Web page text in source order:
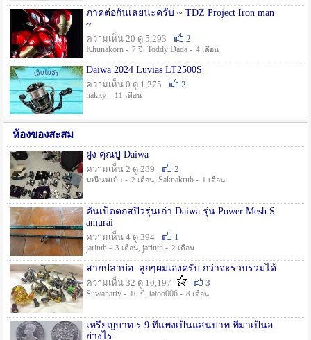
ภาคต่อกันเลยนะครับ ~ TDZ Project Iron man
~
ความเห็น 20 ดู 5,293
2
Khunakorn - 7 ปี , Toddy Dada - 4 เดือน
Daiwa 2024 Luvias LT2500S
ความเห็น 0 ดู 1,275
2
hakky - 11 เดือน
ห้องของสะสม
ฝูง คุณปู่ Daiwa
ความเห็น 2 ดู 289
2
มณีนพเก้า - 2 เดือน, Saknakrub - 1 เดือน
คันเบ็ดตกสปิ๋วรุ่นเก่า Daiwa รุ่น Power Mesh S
amurai
ความเห็น 4 ดู 394
1
jarinth - 3 เดือน, jarinth - 2 เดือน
สายปลาบ่อ..ลูกๆผมเองครับ กว่าจะรวบรวมได้
ความเห็น 32 ดู 10,197
3
Suwanarty - 10 ปี , tatoo006 - 8 เดือน
เหรียญบาท ร.9 ที่แพงเป็นแสนบาท ที่มาเป็นอ
ย่างไร